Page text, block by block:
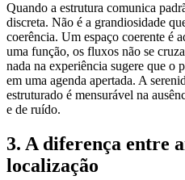
Quando a estrutura comunica
discreta. Não é a grandiosidade
coerência. Um espaço coerente é
uma função, os fluxos não se
nada na experiência sugere que o
em uma agenda apertada. A
estruturado é mensurável na
e de ruído.
3. A diferença entre
localização